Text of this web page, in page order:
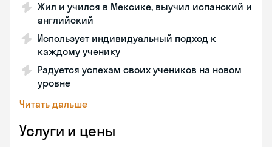
Жил и учился в Мексике, выучил испанский и
английский
Использует индивидуальный подход к
каждому ученику
Радуется успехам своих учеников на новом
уровне
Читать дальше
Услуги и цены